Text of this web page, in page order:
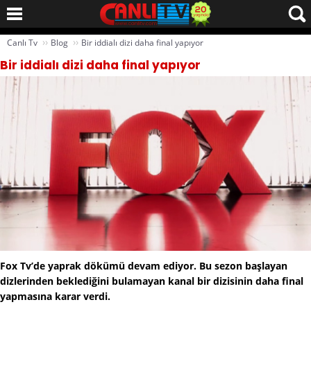
Canlı Tv ›› Blog ›› Bir iddialı dizi daha final yapıyor
Bir iddialı dizi daha final yapıyor
Fox Tv’de yaprak dökümü devam ediyor. Bu sezon başlayan
dizlerinden beklediğini bulamayan kanal bir dizisinin daha final
yapmasına karar verdi.